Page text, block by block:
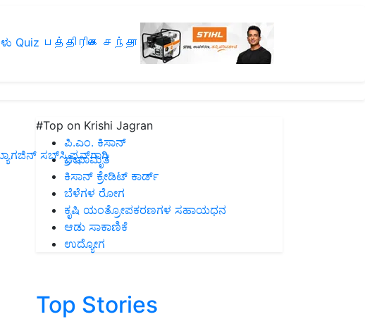
Quiz பத்திரிகை சந்தா
ಸಬ್‌ಸ್ಕ್ರಿಪ್ಷನ್‌ಗಾಗಿ
#Top on Krishi Jagran
ಪಿ.ಎಂ. ಕಿಸಾನ್
ಜೀವಾಮೃತ
ಕಿಸಾನ್ ಕ್ರೇಡಿಟ್ ಕಾರ್ಡ್
ಬೆಳೆಗಳ ರೋಗ
ಕೃಷಿ ಯಂತ್ರೋಪಕರಣಗಳ ಸಹಾಯಧನ
ಆಡು ಸಾಕಾಣಿಕೆ
ಉದ್ಯೋಗ
Top Stories